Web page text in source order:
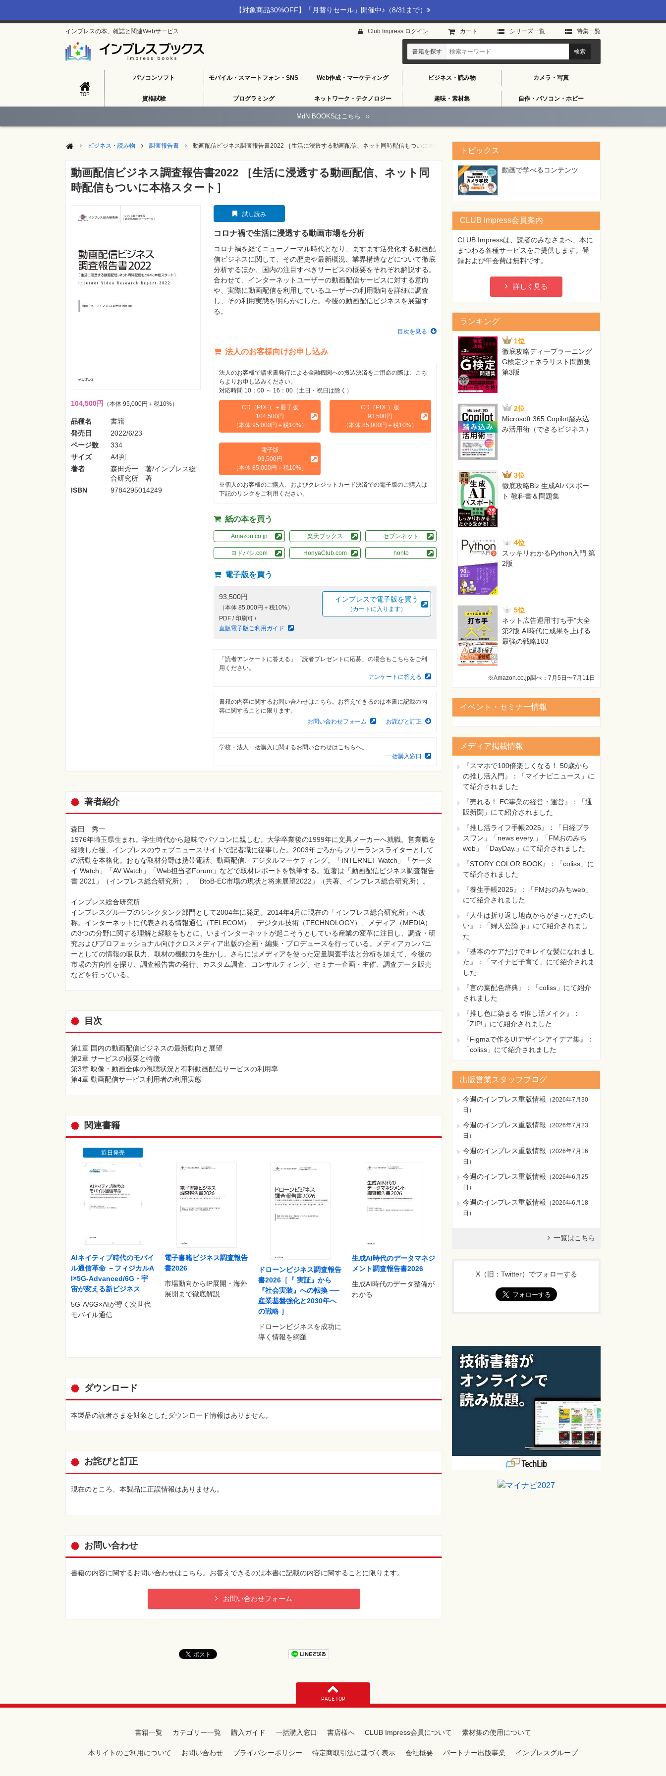
【対象商品30%OFF】「月替りセール」開催中♪（8/31まで）
インプレスの本、雑誌と関連Webサービス
TOP
パソコンソフト モバイル・スマートフォン・SNS Web作成・マーケティング ビジネス・読み物 カメラ・写真
資格試験 プログラミング ネットワーク・テクノロジー 趣味・素材集 自作・パソコン・ホビー
Club Impress ログイン カート シリーズ⼀覧 特集⼀覧
書籍を探す
MdN BOOKSはこちら ››
ビジネス・読み物 調査報告書 動画配信ビジネス調査報告書2022 ［生活に浸透する動画配信、ネット同時配信もついに本格スタート］
動画配信ビジネス調査報告書2022 ［生活に浸透する動画配信、ネット同
時配信もついに本格スタート］
104,500円 （本体 95,000円＋税10%）
品種名
書籍
発売日
2022/6/23
ページ数
334
サイズ
A4判
著者
森田秀一 著/インプレス総
合研究所 著
ISBN
9784295014249
試し読み
コロナ禍で生活に浸透する動画市場を分析
コロナ禍を経てニューノーマル時代となり、ますます活発化する動画配
信ビジネスに関して、その歴史や最新概況、業界構造などについて徹底
分析するほか、国内の注目すべきサービスの概要をそれぞれ解説する。
合わせて、インターネットユーザーの動画配信サービスに対する意向
や、実際に動画配信を利用しているユーザーの利用動向を詳細に調査
し、その利用実態を明らかにした。今後の動画配信ビジネスを展望す
る。
目次を見る
法人のお客様向けお申し込み
法人のお客様で請求書発行による金融機関への振込決済をご用命の際は、こち
らよりお申し込みください。
対応時間 10：00 ～ 16：00（土日・祝日は除く）
CD（PDF）＋冊子版
104,500円
（本体 95,000円＋税10%）
CD（PDF）版
93,500円
（本体 85,000円＋税10%）
電子版
93,500円
（本体 85,000円＋税10%）
※個人のお客様のご購入、およびクレジットカード決済での電子版のご購入は
下記のリンクをご利用ください。
紙の本を買う
Amazon.co.jp 楽天ブックス セブンネット
ヨドバシ.com HonyaClub.com honto
電子版を買う
93,500円
（本体 85,000円＋税10%）
PDF / 印刷可 /
直販電子版ご利用ガイド
インプレスで電子版を買う
（カートに入ります）
「読者アンケートに答える」「読者プレゼントに応募」の場合もこちらをご利
用ください。
アンケートに答える
書籍の内容に関するお問い合わせはこちら。お答えできるのは本書に記載の内
容に関することに限ります。
お問い合わせフォーム
お詫びと訂正
学校・法人一括購入に関するお問い合わせはこちらへ。
一括購入窓口
著者紹介
森田 秀一
1976年埼玉県生まれ。学生時代から趣味でパソコンに親しむ。大学卒業後の1999年に文具メーカーへ就職。営業職を
経験した後、インプレスのウェブニュースサイトで記者職に従事した。2003年ごろからフリーランスライターとして
の活動を本格化。おもな取材分野は携帯電話、動画配信、デジタルマーケティング。「INTERNET Watch」「ケータ
イ Watch」「AV Watch」「Web担当者Forum」などで取材レポートを執筆する。近著は「動画配信ビジネス調査報告
書 2021」（インプレス総合研究所）、「BtoB-EC市場の現状と将来展望2022」（共著、インプレス総合研究所）。
インプレス総合研究所
インプレスグループのシンクタンク部門として2004年に発足。2014年4月に現在の「インプレス総合研究所」へ改
称。インターネットに代表される情報通信（TELECOM）、デジタル技術（TECHNOLOGY）、メディア（MEDIA）
の3つの分野に関する理解と経験をもとに、いまインターネットが起こそうとしている産業の変革に注目し、調査・研
究およびプロフェッショナル向けクロスメディア出版の企画・編集・プロデュースを行っている。メディアカンパニ
ーとしての情報の吸収力、取材の機動力を生かし、さらにはメディアを使った定量調査手法と分析を加えて、今後の
市場の方向性を探り、調査報告書の発行、カスタム調査、コンサルティング、セミナー企画・主催、調査データ販売
などを行っている。
目次
第1章 国内の動画配信ビジネスの最新動向と展望
第2章 サービスの概要と特徴
第3章 映像・動画全体の視聴状況と有料動画配信サービスの利用率
第4章 動画配信サービス利用者の利用実態
関連書籍
近日発売
AIネイティブ時代のモバイ
ル通信革命 －フィジカルA
I×5G-Advanced/6G・宇
宙が変える新ビジネス
5G-A/6G×AIが導く次世代
モバイル通信
電子書籍ビジネス調査報告
書2026
市場動向からIP展開・海外
展開まで徹底解説
ドローンビジネス調査報告
書2026［『 実証』から
『社会実装』への転換 ──
産業基盤強化と2030年へ
の戦略 ］
ドローンビジネスを成功に
導く情報を網羅
生成AI時代のデータマネジ
メント調査報告書2026
生成AI時代のデータ整備が
わかる
ダウンロード
本製品の読者さまを対象としたダウンロード情報はありません。
お詫びと訂正
現在のところ、本製品に正誤情報はありません。
お問い合わせ
書籍の内容に関するお問い合わせはこちら。お答えできるのは本書に記載の内容に関することに限ります。
お問い合わせフォーム
トピックス
動画で学べるコンテンツ
CLUB Impress会員案内
CLUB Impressは、読者のみなさまへ、本に
まつわる各種サービスをご提供します。登
録および年会費は無料です。
詳しく見る
ランキング
1位
徹底攻略ディープラーニング
G検定ジェネラリスト問題集
第3版
2位
Microsoft 365 Copilot踏み込
み活用術（できるビジネス）
3位
徹底攻略Biz 生成AIパスポー
ト 教科書＆問題集
4位
スッキリわかるPython入門 第
2版
5位
ネット広告運用“打ち手”大全
第2版 AI時代に成果を上げる
最強の戦略103
※Amazon.co.jp調べ：7月5日〜7月11日
イベント・セミナー情報
メディア掲載情報
『スマホで100倍楽しくなる！ 50歳から
の推し活入門』：「マイナビニュース」に
て紹介されました
『売れる！ EC事業の経営・運営』：「通
販新聞」にて紹介されました
『推し活ライフ手帳2025』：「日経プラ
スワン」「news every.」「FMおのみち
web」「DayDay.」にて紹介されました
『STORY COLOR BOOK』：「coliss」に
て紹介されました
『養生手帳2025』：「FMおのみちweb」
にて紹介されました
『人生は折り返し地点からがきっとたのし
い』：「婦人公論.jp」にて紹介されまし
た
『基本のケアだけでキレイな髪になれまし
た』：「マイナビ子育て」にて紹介されま
した
『言の葉配色辞典』：「coliss」にて紹介
されました
『推し色に染まる #推し活メイク』：
「ZIP!」にて紹介されました
『Figmaで作るUIデザインアイデア集』：
「coliss」にて紹介されました
出版営業スタッフブログ
今週のインプレス重版情報 （2026年7月30
日 ）
今週のインプレス重版情報 （2026年7月23
日 ）
今週のインプレス重版情報 （2026年7月16
日 ）
今週のインプレス重版情報 （2026年6月25
日 ）
今週のインプレス重版情報 （2026年6月18
日 ）
一覧はこちら
X（旧：Twitter）でフォローする
PAGE TOP
書籍一覧 カテゴリー一覧 購入ガイド 一括購入窓口 書店様へ CLUB Impress会員について 素材集の使用について
本サイトのご利用について お問い合わせ プライバシーポリシー 特定商取引法に基づく表示 会社概要 パートナー出版事業 インプレスグループ